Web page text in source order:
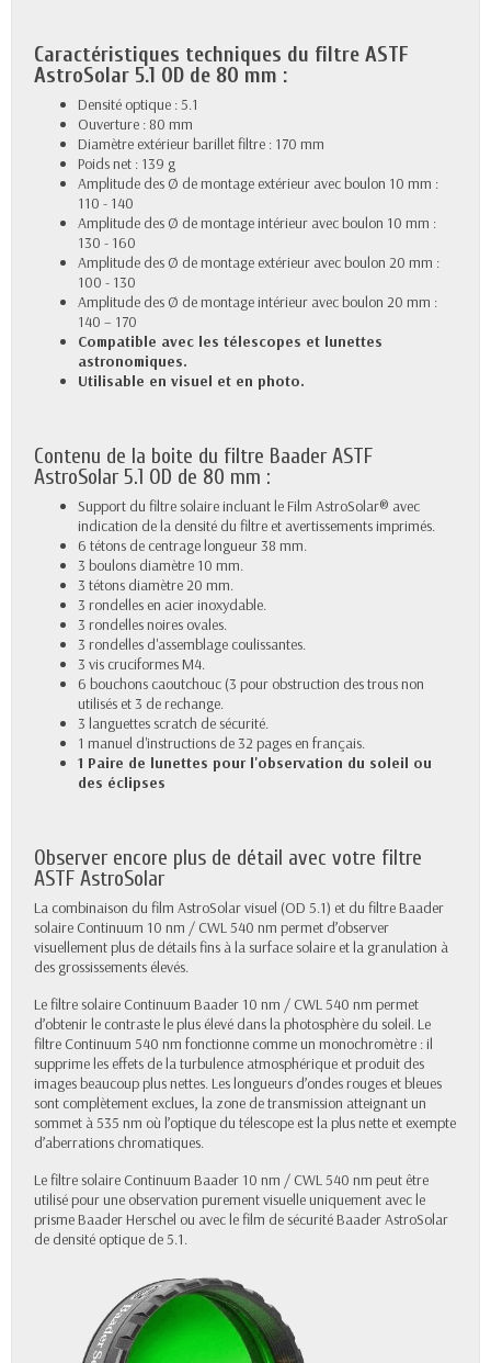
Caractéristiques techniques du filtre ASTF
AstroSolar 5.1 OD de 80 mm :
Densité optique : 5.1
Ouverture : 80 mm
Diamètre extérieur barillet filtre : 170 mm
Poids net : 139 g
Amplitude des Ø de montage extérieur avec boulon 10 mm :
110 - 140
Amplitude des Ø de montage intérieur avec boulon 10 mm :
130 - 160
Amplitude des Ø de montage extérieur avec boulon 20 mm :
100 - 130
Amplitude des Ø de montage intérieur avec boulon 20 mm :
140 – 170
Compatible avec les télescopes et lunettes
astronomiques.
Utilisable en visuel et en photo.
Contenu de la boite du filtre Baader ASTF
AstroSolar 5.1 OD de 80 mm :
Support du filtre solaire incluant le Film AstroSolar® avec
indication de la densité du filtre et avertissements imprimés.
6 tétons de centrage longueur 38 mm.
3 boulons diamètre 10 mm.
3 tétons diamètre 20 mm.
3 rondelles en acier inoxydable.
3 rondelles noires ovales.
3 rondelles d'assemblage coulissantes.
3 vis cruciformes M4.
6 bouchons caoutchouc (3 pour obstruction des trous non
utilisés et 3 de rechange.
3 languettes scratch de sécurité.
1 manuel d'instructions de 32 pages en français.
1 Paire de lunettes pour l'observation du soleil ou
des éclipses
Observer encore plus de détail avec votre filtre
ASTF AstroSolar
La combinaison du film AstroSolar visuel (OD 5.1) et du filtre Baader
solaire Continuum 10 nm / CWL 540 nm permet d’observer
visuellement plus de détails fins à la surface solaire et la granulation à
des grossissements élevés.
Le filtre solaire Continuum Baader 10 nm / CWL 540 nm permet
d’obtenir le contraste le plus élevé dans la photosphère du soleil. Le
filtre Continuum 540 nm fonctionne comme un monochromètre : il
supprime les effets de la turbulence atmosphérique et produit des
images beaucoup plus nettes. Les longueurs d’ondes rouges et bleues
sont complètement exclues, la zone de transmission atteignant un
sommet à 535 nm où l’optique du télescope est la plus nette et exempte
d’aberrations chromatiques.
Le filtre solaire Continuum Baader 10 nm / CWL 540 nm peut être
utilisé pour une observation purement visuelle uniquement avec le
prisme Baader Herschel ou avec le film de sécurité Baader AstroSolar
de densité optique de 5.1.